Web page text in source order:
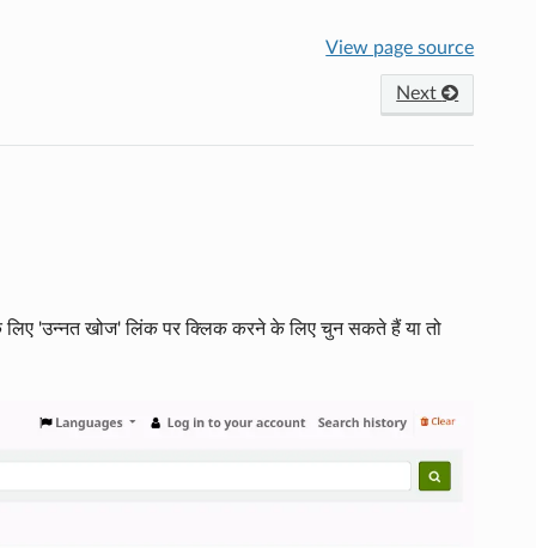
View page source
Next
'उन्नत खोज' लिंक पर क्लिक करने के लिए चुन सकते हैं या तो